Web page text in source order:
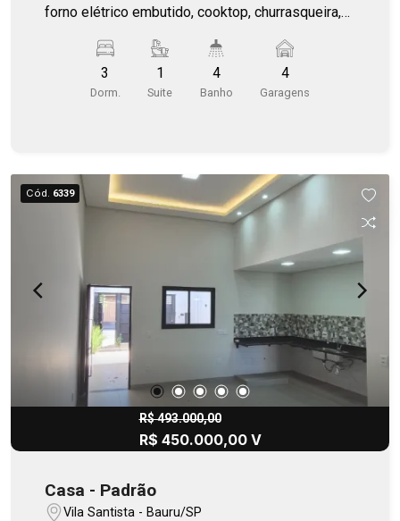
forno elétrico embutido, cooktop, churrasqueira,
3
Dorm.
1
Suite
4
Banho
4
Garagens
Cód. 6339
R$ 493.000,00
R$ 450.000,00 V
Casa - Padrão
Vila Santista - Bauru/SP